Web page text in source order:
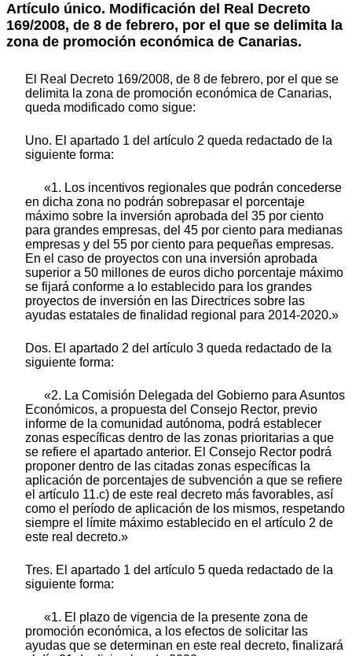
Artículo único. Modificación del Real Decreto
169/2008, de 8 de febrero, por el que se delimita la
zona de promoción económica de Canarias.
El Real Decreto 169/2008, de 8 de febrero, por el que se
delimita la zona de promoción económica de Canarias,
queda modificado como sigue:
Uno. El apartado 1 del artículo 2 queda redactado de la
siguiente forma:
«1. Los incentivos regionales que podrán concederse
en dicha zona no podrán sobrepasar el porcentaje
máximo sobre la inversión aprobada del 35 por ciento
para grandes empresas, del 45 por ciento para medianas
empresas y del 55 por ciento para pequeñas empresas.
En el caso de proyectos con una inversión aprobada
superior a 50 millones de euros dicho porcentaje máximo
se fijará conforme a lo establecido para los grandes
proyectos de inversión en las Directrices sobre las
ayudas estatales de finalidad regional para 2014-2020.»
Dos. El apartado 2 del artículo 3 queda redactado de la
siguiente forma:
«2. La Comisión Delegada del Gobierno para Asuntos
Económicos, a propuesta del Consejo Rector, previo
informe de la comunidad autónoma, podrá establecer
zonas específicas dentro de las zonas prioritarias a que
se refiere el apartado anterior. El Consejo Rector podrá
proponer dentro de las citadas zonas específicas la
aplicación de porcentajes de subvención a que se refiere
el artículo 11.c) de este real decreto más favorables, así
como el período de aplicación de los mismos, respetando
siempre el límite máximo establecido en el artículo 2 de
este real decreto.»
Tres. El apartado 1 del artículo 5 queda redactado de la
siguiente forma:
«1. El plazo de vigencia de la presente zona de
promoción económica, a los efectos de solicitar las
ayudas que se determinan en este real decreto, finalizará